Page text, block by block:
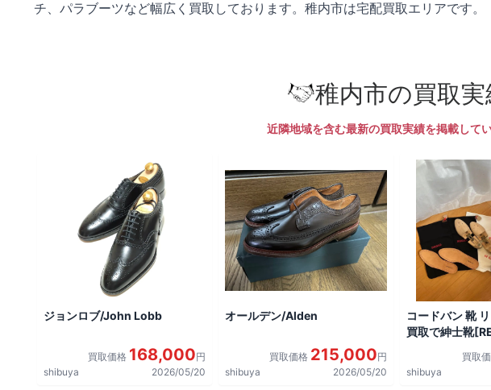
チ、パラブーツなど幅広く買取しております。稚内市は宅配買取エリアです。
稚内市の買取実
近隣地域を含む最新の買取実績を掲載して
ジョンロブ/John Lobb
買取価格 168,000円
shibuya
2026/05/20
オールデン/Alden
買取価格 215,000円
shibuya
2026/05/20
コードバン 靴
買取で紳士靴
買取
shibuya